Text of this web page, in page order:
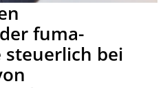
fuma-
steuerlich bei